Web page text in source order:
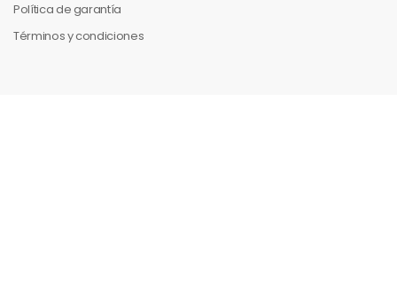
Política de garantía
Términos y condiciones